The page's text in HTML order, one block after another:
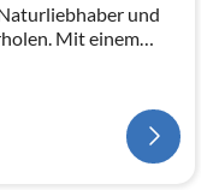
und
Mit einem
zur Verfügung.